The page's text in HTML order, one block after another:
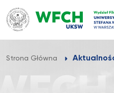
Przejdź
do
treści
Strona Główna